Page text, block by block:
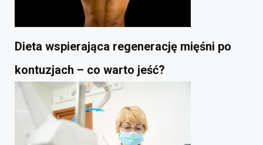
Dieta wspierająca regenerację mięśni po
kontuzjach – co warto jeść?